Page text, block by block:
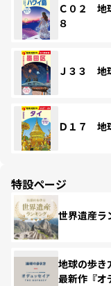
Ｃ０２ 地
８
Ｊ３３ 地
Ｄ１７ 地
特設ページ
世界遺産ラ
地球の歩
最新作『オ